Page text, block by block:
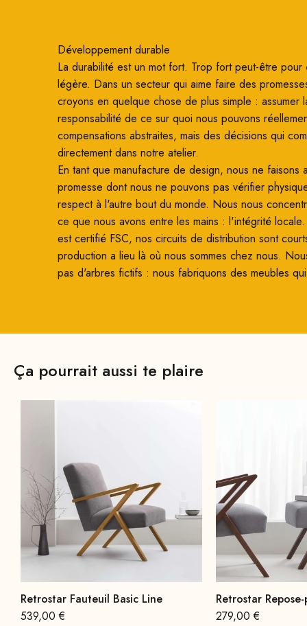
Développement durable
La durabilité est un mot fort. Trop fort peut-être pour
légère. Dans un secteur qui aime faire des
croyons en quelque chose de plus simple : assumer
responsabilité de ce sur quoi nous pouvons
compensations abstraites, mais des décisions qui
directement dans notre atelier.
En tant que manufacture de design, nous ne faisons
promesse dont nous ne pouvons pas vérifier
respect à l'autre bout du monde. Nous nous
ce que nous avons entre les mains : l'intégrité
est certifié FSC, nos circuits de distribution sont
production a lieu là où nous sommes chez nous.
pas d'arbres fictifs : nous fabriquons des meubles
Ça pourrait aussi te plaire
Retrostar Fauteuil Basic Line
Offre à partir de
539,00 €
Retrostar
Offre à partir de
279,00 €